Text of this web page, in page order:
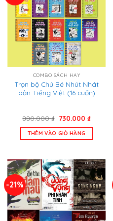
COMBO SÁCH HAY
Trọn bộ Chú Bé Nhút Nhát
bản Tiếng Việt (16 cuốn)
880.000₫ Giá
là:
880.000 ₫.
730.000 ₫Giá
tại
THÊM VÀO GIỎ HÀNG
-21%